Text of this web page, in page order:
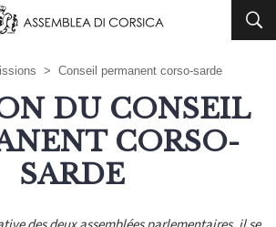
> Conseil permanent corso-sarde
DU CONSEIL
CORSO-
SARDE